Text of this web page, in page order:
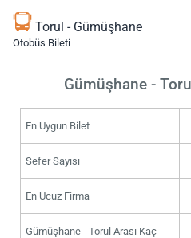
Torul - Gümüşhane
Otobüs Bileti
Gümüşhane -
En Uygun Bilet
Sefer Sayısı
En Ucuz Firma
Gümüşhane - Torul Arası Kaç